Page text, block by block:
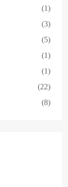
(1)
(3)
(5)
(1)
(1)
(22)
(8)